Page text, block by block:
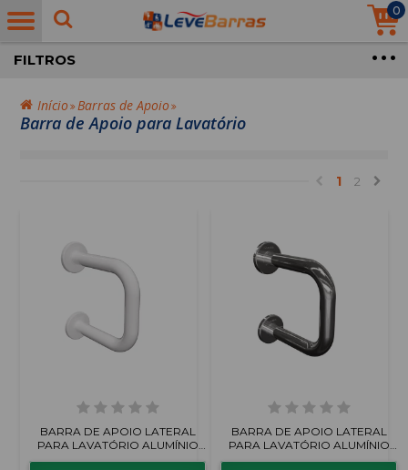
0
Início Barras de Apoio
Barra de Apoio para Lavatório
FILTROS
1 2
BARRA DE APOIO LATERAL
PARA LAVATÓRIO ALUMÍNIO
BRANCO
BARRA DE APOIO LATERAL
PARA LAVATÓRIO ALUMÍNIO
POLIDO